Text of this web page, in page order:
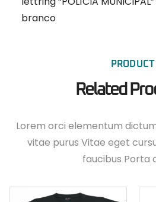
branco
PRODUCT
Related
Lorem orci elementum
vitae purus Vitae eget
faucibus Porta